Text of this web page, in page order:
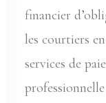
financier
les courtiers
services de